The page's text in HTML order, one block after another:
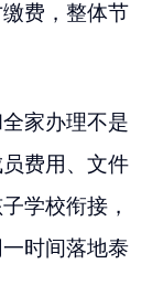
费，整体节
家办理不是
费用、文件
学校衔接，
时间落地泰